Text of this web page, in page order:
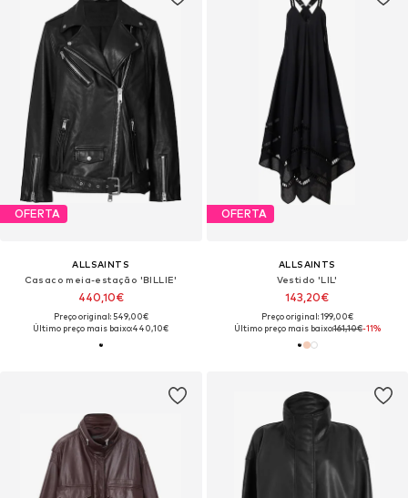
OFERTA
ALLSAINTS
Casaco meia-estação 'BILLIE'
440,10€
Preço original: 549,00€
Último preço mais baixo:440,10€
OFERTA
ALLSAINTS
Vestido 'LIL'
143,20€
Preço original: 199,00€
Último preço mais baixo:161,10€-11%